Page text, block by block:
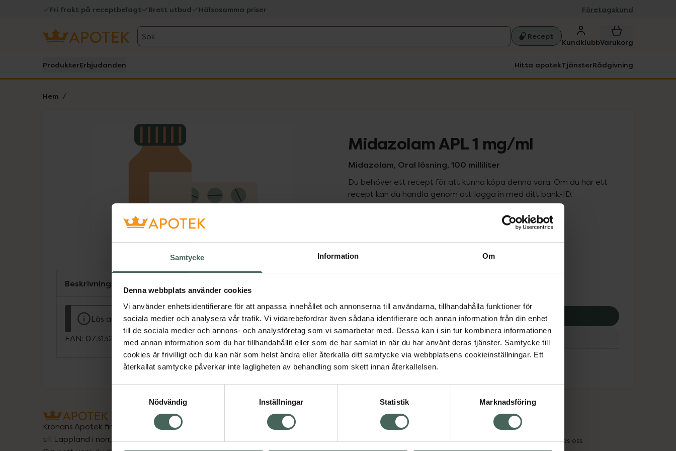
Samtycke Information Om
Denna webbplats använder cookies
Vi använder enhetsidentifierare för att anpassa innehållet och annonserna till användarna, tillhandahålla funktioner för
sociala medier och analysera vår trafik. Vi vidarebefordrar även sådana identifierare och annan information från din enhet
till de sociala medier och annons- och analysföretag som vi samarbetar med. Dessa kan i sin tur kombinera informationen
med annan information som du har tillhandahållit eller som de har samlat in när du har använt deras tjänster. Samtycke till
cookies är frivilligt och du kan när som helst ändra eller återkalla ditt samtycke via webbplatsens cookieinställningar. Ett
återkallat samtycke påverkar inte lagligheten av behandling som skett innan återkallelsen.
Nödvändig
Inställningar Statistik Marknadsföring
Fri frakt på receptbelagt Brett utbud Hälsosamma priser Företagskund
Sök Recept
KundklubbVarukorg
ProdukterErbjudanden Hitta apotekTjänsterRådgivning
Hem
Lista: . Innehåller 1 objekt. Midazolam APL 1 mg/ml
Midazolam, Oral lösning, 100 milliliter
Du behöver ett recept för att kunna köpa denna vara. Om du har ett
recept kan du handla genom att logga in med ditt bank-ID.
Pris med recept
202,12 kr
Köp via ditt recept
Aktuella erbjudanden
Beskrivning
Läs alltid bipacksedeln innan användning.
EAN: 07313273303659
Kronans Apotek finns här för dig. Du hittar oss från Skåne i syd
till Lappland i norr, och online i mobilen och på datorn.
Vanliga frågor
Om recept och läkemedel
Högkostnadsskyddet
Jobba hos oss